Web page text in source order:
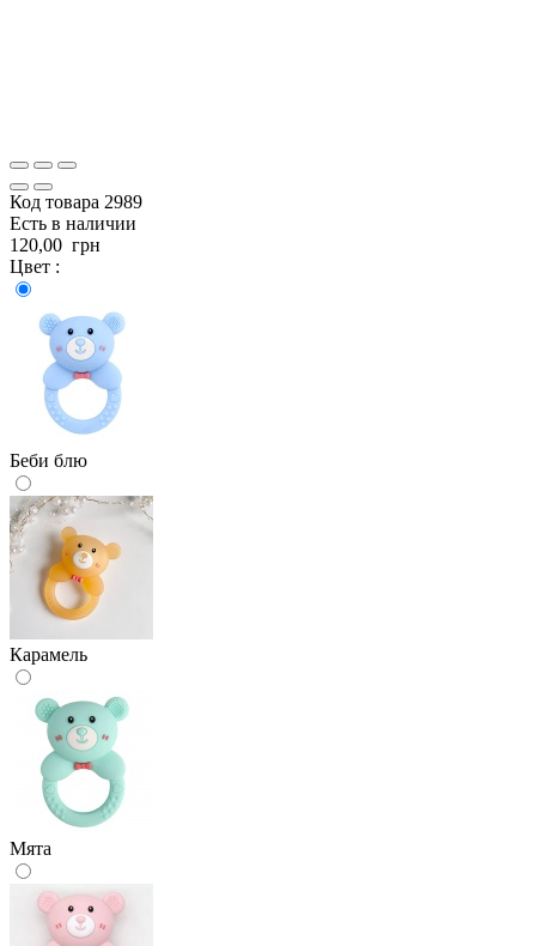
Код товара 2989
Есть в наличии
120,00 грн
Цвет :
Беби блю
Карамель
Мята